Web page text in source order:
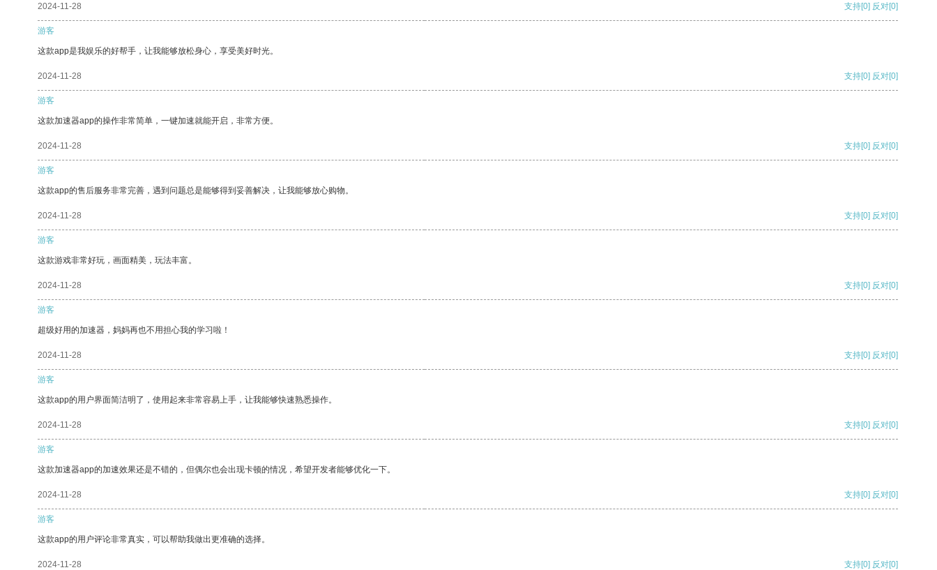
2024-11-28 支持[0] 反对[0]
游客
这款app是我娱乐的好帮手，让我能够放松身心，享受美好时光。
2024-11-28 支持[0] 反对[0]
游客
这款加速器app的操作非常简单，一键加速就能开启，非常方便。
2024-11-28 支持[0] 反对[0]
游客
这款app的售后服务非常完善，遇到问题总是能够得到妥善解决，让我能够放心购物。
2024-11-28 支持[0] 反对[0]
游客
这款游戏非常好玩，画面精美，玩法丰富。
2024-11-28 支持[0] 反对[0]
游客
超级好用的加速器，妈妈再也不用担心我的学习啦！
2024-11-28 支持[0] 反对[0]
游客
这款app的用户界面简洁明了，使用起来非常容易上手，让我能够快速熟悉操作。
2024-11-28 支持[0] 反对[0]
游客
这款加速器app的加速效果还是不错的，但偶尔也会出现卡顿的情况，希望开发者能够优化一下。
2024-11-28 支持[0] 反对[0]
游客
这款app的用户评论非常真实，可以帮助我做出更准确的选择。
2024-11-28 支持[0] 反对[0]